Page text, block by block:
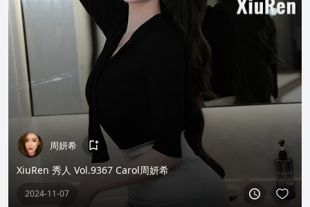
周妍希
XiuRen 秀人 Vol.9367 Carol周妍希
2024-11-07